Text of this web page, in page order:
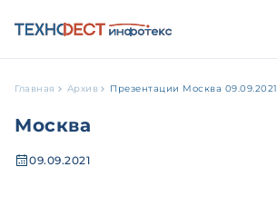
Главная Архив Презентации Москва 09.09.2021
Москва
09.09.2021